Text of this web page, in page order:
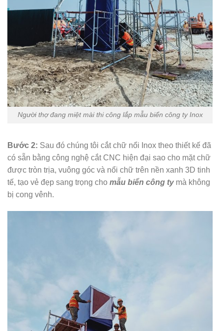
Người thợ đang miệt mài thi công lắp mẫu biển công ty Inox
Bước 2: Sau đó chúng tôi cắt chữ nổi Inox theo thiết kế đã
có sẵn bằng công nghệ cắt CNC hiện đại sao cho mặt chữ
được tròn trịa, vuông góc và nổi chữ trên nền xanh 3D tinh
tế, tạo vẻ đẹp sang trọng cho mẫu biển công tymà không
bị cong vênh.